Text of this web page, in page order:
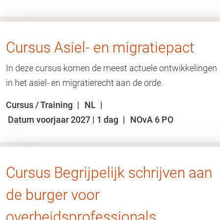
Cursus Asiel- en migratiepact
In deze cursus komen de meest actuele ontwikkelingen
in het asiel- en migratierecht aan de orde.
Cursus / Training
NL
Datum voorjaar 2027 | 1 dag
NOvA 6 PO
Cursus Begrijpelijk schrijven aan
de burger voor